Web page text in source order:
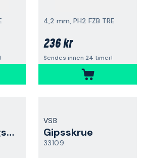
4,2 mm, PH2 FZB TRE
236 kr
Sendes innen 24 timer!
Karmjusteringsnøkkel
VSB
Gipsskrue
33109